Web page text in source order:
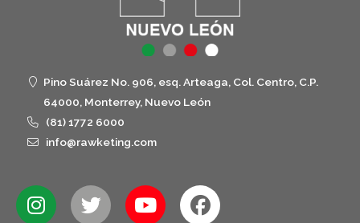
Pino Suárez No. 906, esq. Arteaga, Col. Centro, C.P.
64000, Monterrey, Nuevo León
(81) 1772 6000
info@rawketing.com